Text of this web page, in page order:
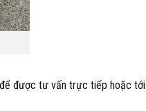
để được tư vấn trực tiếp hoặc tới